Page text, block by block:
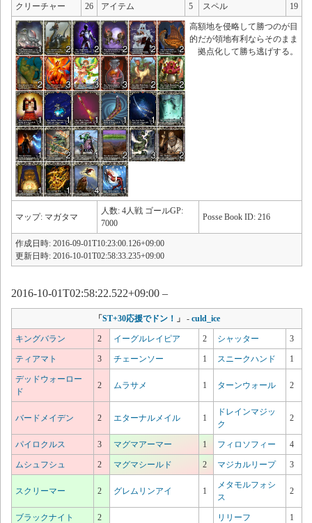
クリーチャー 26 アイテム 5 スペル 19
高額地を侵略して勝つのが目
的だが領地有利ならそのまま
拠点化して勝ち逃げする。
マップ: マガタマ
人数: 4人戦 ゴールGP:
7000
Posse Book ID: 216
作成日時: 2016-09-01T10:23:00.126+09:00
更新日時: 2016-10-01T02:58:33.235+09:00
2016-10-01T02:58:22.522+09:00 –
「ST+30応援でドン！ 」 - culd_ice
キングバラン 2 イーグルレイピア 2 シャッター 3
ティアマト 3 チェーンソー 1 スニークハンド 1
デッドウォーロー
ド
2 ムラサメ 1 ターンウォール 2
バードメイデン 2 エターナルメイル 1
ドレインマジッ
ク
2
パイロクルス 3 マグマアーマー 1 フィロソフィー 4
ムシュフシュ 2 マグマシールド 2 マジカルリープ 3
スクリーマー 2 グレムリンアイ 1
メタモルフォシ
ス
2
ブラックナイト 2 リリーフ 1